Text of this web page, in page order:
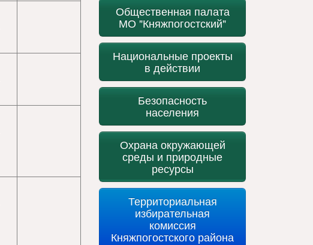
Общественная палата
МО "Княжпогостский"
Национальные проекты
в действии
Безопасность
населения
Охрана окружающей
среды и природные
ресурсы
Территориальная
избирательная
комиссия
Княжпогостского района